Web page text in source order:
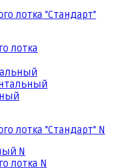
лотка "Стандарт"
лотка
лотка "Стандарт" N
N
лотка N